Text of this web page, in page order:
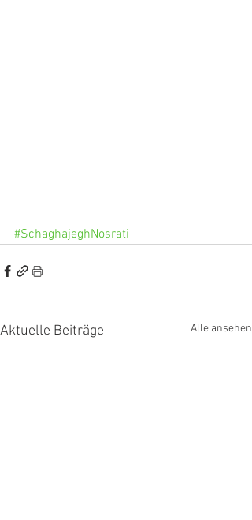
#SchaghajeghNosrati
Aktuelle Beiträge Alle ansehen